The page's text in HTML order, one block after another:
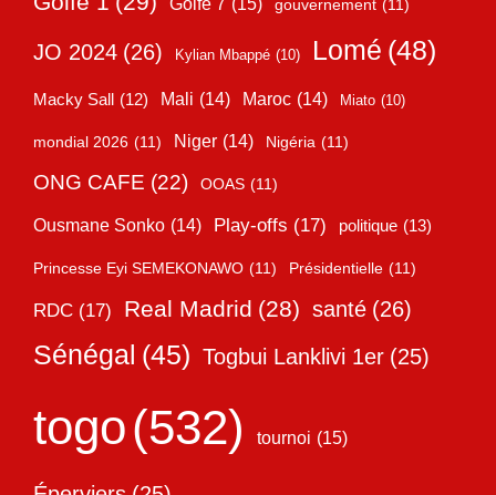
gouvernement (11)
JO 2024 (26) Kylian Mbappé (10) Lomé (48)
Macky Sall (12) Mali (14) Maroc (14) Miato (10)
mondial 2026 (11) Niger (14) Nigéria (11)
ONG CAFE (22) OOAS (11)
Ousmane Sonko (14) Play-offs (17) politique (13)
Princesse Eyi SEMEKONAWO (11) Présidentielle (11)
RDC (17) Real Madrid (28) santé (26)
Sénégal (45) Togbui Lanklivi 1er (25)
togo(532) tournoi (15)